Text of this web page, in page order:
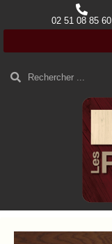
02 51 08 85 60